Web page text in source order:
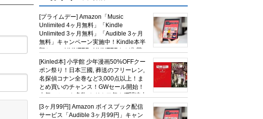
[プライムデー] Amazon「Music
Unlimited 4ヶ月無料」「Kindle
Unlimited 3ヶ月無料」「Audible 3ヶ月
無料」キャンペーン実施中！Kindle本半
額セール HUNTER×HUNTERなど集英
社、無職転生,幼女戦記など
KADOKAWA、キャプテン翼100円セー
ルも！
[Kinled本] 小学館 少年漫画50%OFFクー
ポン祭り！日本三國, 葬送のフリーレン,
名探偵コナン全巻など3,000点以上！ま
とめ買いのチャンス！GWセール開始！
人気コミック多数 カドカワ祭やIT関連本
がセールに！
[3ヶ月99円] Amazon ボイスブック配信
サービス「Audible 3ヶ月99円」キャン